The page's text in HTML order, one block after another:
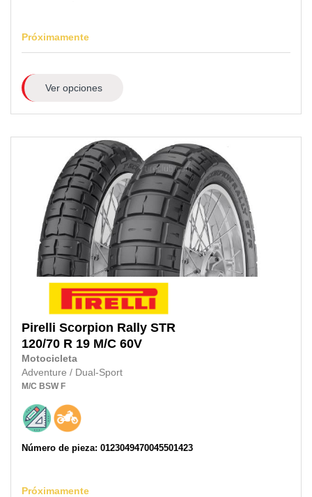
Próximamente
Ver opciones
Pirelli Scorpion Rally STR
120/70 R 19 M/C 60V
Motocicleta
Adventure / Dual-Sport
M/C BSW F
Número de pieza: 0123049470045501423
Próximamente